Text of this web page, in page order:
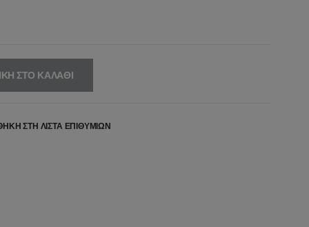
ΣΤΟ ΚΑΛΆΘΙ
ΣΤΗ ΛΊΣΤΑ ΕΠΙΘΥΜΙΏΝ